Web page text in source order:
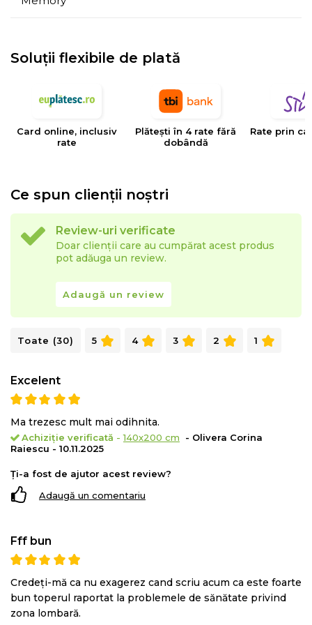
- Confort termic
- Indicat pentru toate pozitiile de dormit: pe spate, pe
Structura:
- spuma poliuretanica elastica, H = 3 cm
- spuma poliuretanica Memory cu particule racoritore,
- husa tricot Aloe Vera
Fermitate: 3 din 5
Ambalat sub forma roluit/vidat si au nevoie de pana la
72 de ore pentru a reveni la forma si dimensiunea
Soluții flexibile de plată
Card online, inclusiv
rate
Plătești în 4 rate fără
dobândă
Rate prin
Ce spun clienții noștri
Review-uri verificate
Doar clienții care au cumpărat acest produs
pot adăuga un review.
Adaugă un review
Toate (30) 5 4 3 2 1
Excelent
Ma trezesc mult mai odihnita.
Achiziție verificată -140x200 cm
- Olivera Corina
Raiescu - 10.11.2025
Ți-a fost de ajutor acest review?
Adaugă un comentariu
Fff bun
Credeți-mă ca nu exagerez cand scriu acum ca este foarte
bun toperul raportat la problemele de sănătate privind
zona lombară.